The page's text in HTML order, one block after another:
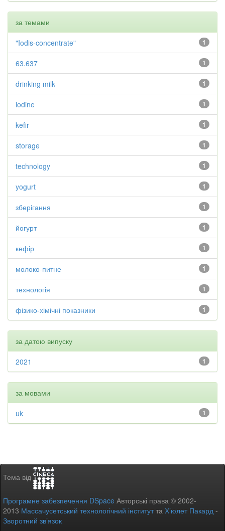
за темами
1
"Iodis-concentrate"
1
63.637
1
drinking milk
1
iodine
1
kefir
1
storage
1
technology
1
yogurt
1
зберігання
1
йогурт
1
кефір
1
молоко-питне
1
технологія
1
фізико-хімічні показники
за датою випуску
1
2021
за мовами
1
uk
Тема від
Програмне забезпечення DSpace Авторські права © 2002-
2013 Массачусетський технологічний інститутта Х’юлет Пакард -
Зворотний зв’язок